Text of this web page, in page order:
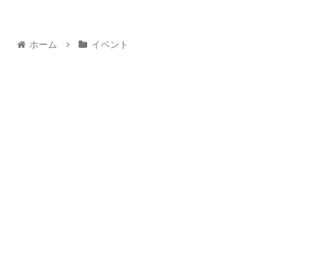
ホーム イベント